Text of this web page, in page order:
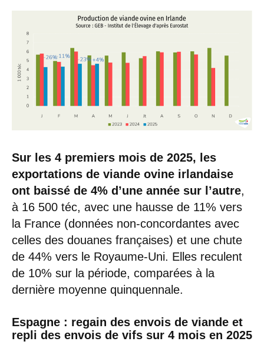
Sur les 4 premiers mois de 2025, les
exportations de viande ovine irlandaise
ont baissé de 4% d’une année sur l’autre,
à 16 500 téc, avec une hausse de 11% vers
la France (données non-concordantes avec
celles des douanes françaises) et une chute
de 44% vers le Royaume-Uni. Elles reculent
de 10% sur la période, comparées à la
dernière moyenne quinquennale.
Espagne : regain des envois de viande et
repli des envois de vifs sur 4 mois en 2025